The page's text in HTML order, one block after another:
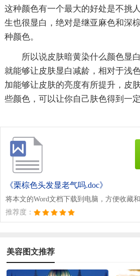
这种颜色有一个最大的好处是不挑
生也很显白，绝对是继亚麻色和深
种颜色。
所以说皮肤暗黄染什么颜色显
就能够让皮肤显白减龄，相对于浅
加能够让皮肤的亮度有所提升，皮
些颜色，可以让你自己肤色得到一
《栗棕色头发显老气吗.doc》
将本文的Word文档下载到电脑，方便收藏
推荐度：
美容图文推荐